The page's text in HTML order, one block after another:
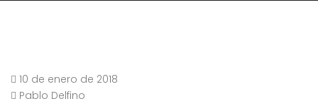
10 de enero de 2018
Pablo Delfino